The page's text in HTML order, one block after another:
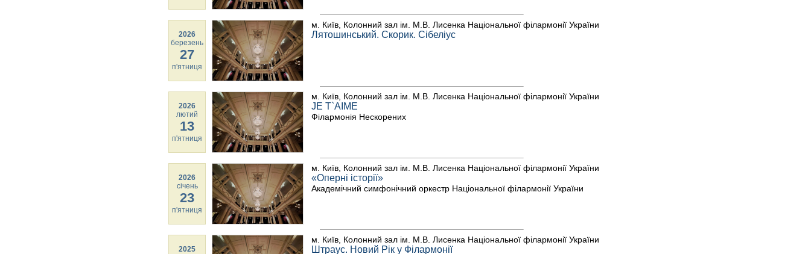
2026
березень
27
п'ятниця
м. Київ, Колонний зал ім. М.В. Лисенка Національної філармонії України
Лятошинський. Скорик. Сібеліус
2026
лютий
13
п'ятниця
м. Київ, Колонний зал ім. М.В. Лисенка Національної філармонії України
JE T`AIME
Філармонія Нескорених
2026
січень
23
п'ятниця
м. Київ, Колонний зал ім. М.В. Лисенка Національної філармонії України
«Оперні історії»
Академічний симфонічний оркестр Національної філармонії України
2025
м. Київ, Колонний зал ім. М.В. Лисенка Національної філармонії України
Штраус. Новий Рік у Філармонії